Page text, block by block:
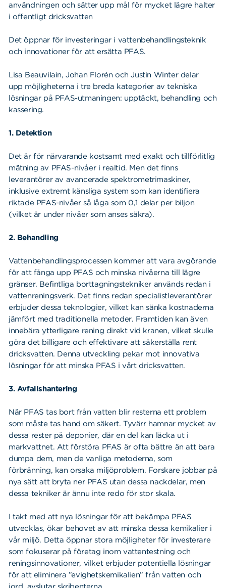
användningen och sätter upp mål för mycket lägre halter
i offentligt dricksvatten
Det öppnar för investeringar i vattenbehandlingsteknik
och innovationer för att ersätta PFAS.
Lisa Beauvilain, Johan Florén och Justin Winter delar
upp möjligheterna i tre breda kategorier av tekniska
lösningar på PFAS-utmaningen: upptäckt, behandling och
kassering.
1. Detektion
Det är för närvarande kostsamt med exakt och tillförlitlig
mätning av PFAS-nivåer i realtid. Men det finns
leverantörer av avancerade spektrometrimaskiner,
inklusive extremt känsliga system som kan identifiera
riktade PFAS-nivåer så låga som 0,1 delar per biljon
(vilket är under nivåer som anses säkra).
2. Behandling
Vattenbehandlingsprocessen kommer att vara avgörande
för att fånga upp PFAS och minska nivåerna till lägre
gränser. Befintliga borttagningstekniker används redan i
vattenreningsverk. Det finns redan specialistleverantörer
erbjuder dessa teknologier, vilket kan sänka kostnaderna
jämfört med traditionella metoder. Framtiden kan även
innebära ytterligare rening direkt vid kranen, vilket skulle
göra det billigare och effektivare att säkerställa rent
dricksvatten. Denna utveckling pekar mot innovativa
lösningar för att minska PFAS i vårt dricksvatten.
3. Avfallshantering
När PFAS tas bort från vatten blir resterna ett problem
som måste tas hand om säkert. Tyvärr hamnar mycket av
dessa rester på deponier, där en del kan läcka ut i
markvattnet. Att förstöra PFAS är ofta bättre än att bara
dumpa dem, men de vanliga metoderna, som
förbränning, kan orsaka miljöproblem. Forskare jobbar på
nya sätt att bryta ner PFAS utan dessa nackdelar, men
dessa tekniker är ännu inte redo för stor skala.
I takt med att nya lösningar för att bekämpa PFAS
utvecklas, ökar behovet av att minska dessa kemikalier i
vår miljö. Detta öppnar stora möjligheter för investerare
som fokuserar på företag inom vattentestning och
reningsinnovationer, vilket erbjuder potentiella lösningar
för att eliminera ”evighetskemikalien” från vatten och
Sök på sidan:
Sök
efter: